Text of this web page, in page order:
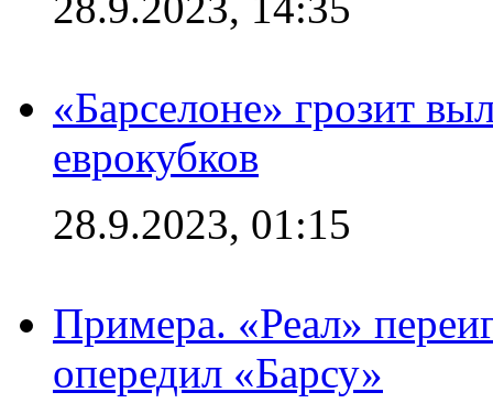
«Барселоне» грозит
еврокубков
28.9.2023, 01:15
Примера. «Реал»
опередил «Барсу»